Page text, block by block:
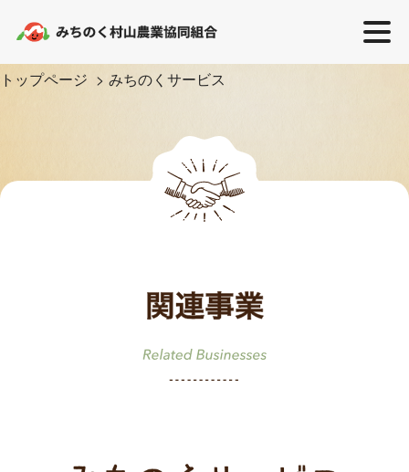
トップページ みちのくサービス